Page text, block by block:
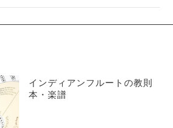
インディアンフルートの教則
本・楽譜